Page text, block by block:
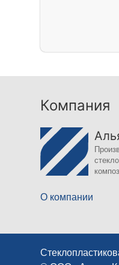
Компания
О компании